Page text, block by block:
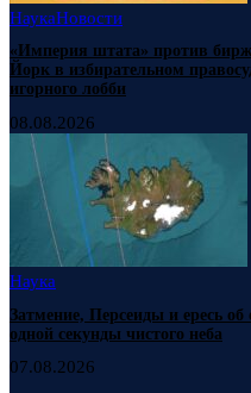
НаукаНовости
«Империя штата» против
Йорк в избирательном
игорного лобби
08.08.2026
Наука
Затмение, Персеиды и ересь
одной секунды чистого неба
07.08.2026